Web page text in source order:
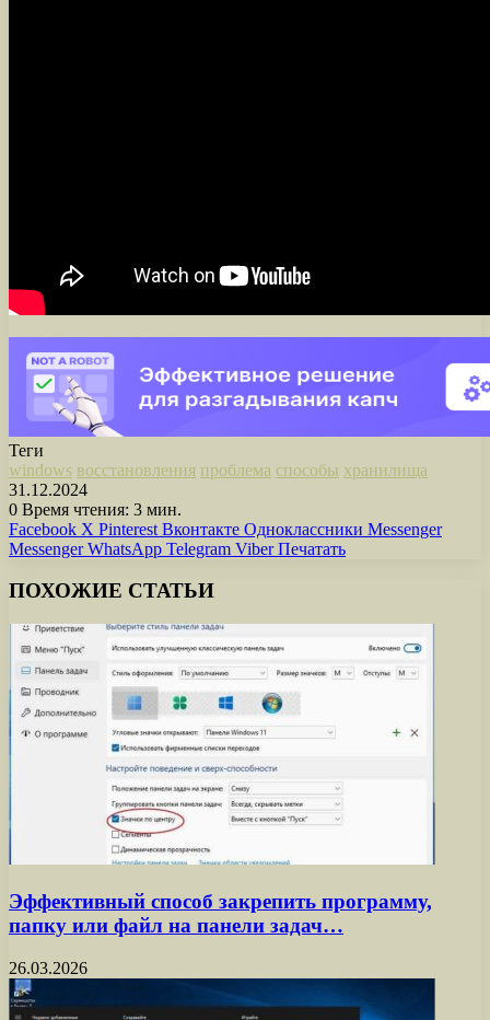
Теги
windows восстановления проблема способы хранилища
31.12.2024
0 Время чтения: 3 мин.
Facebook X Pinterest Вконтакте Одноклассники Messenger
Messenger WhatsApp Telegram Viber Печатать
ПОХОЖИЕ СТАТЬИ
Эффективный способ закрепить программу,
папку или файл на панели задач…
26.03.2026